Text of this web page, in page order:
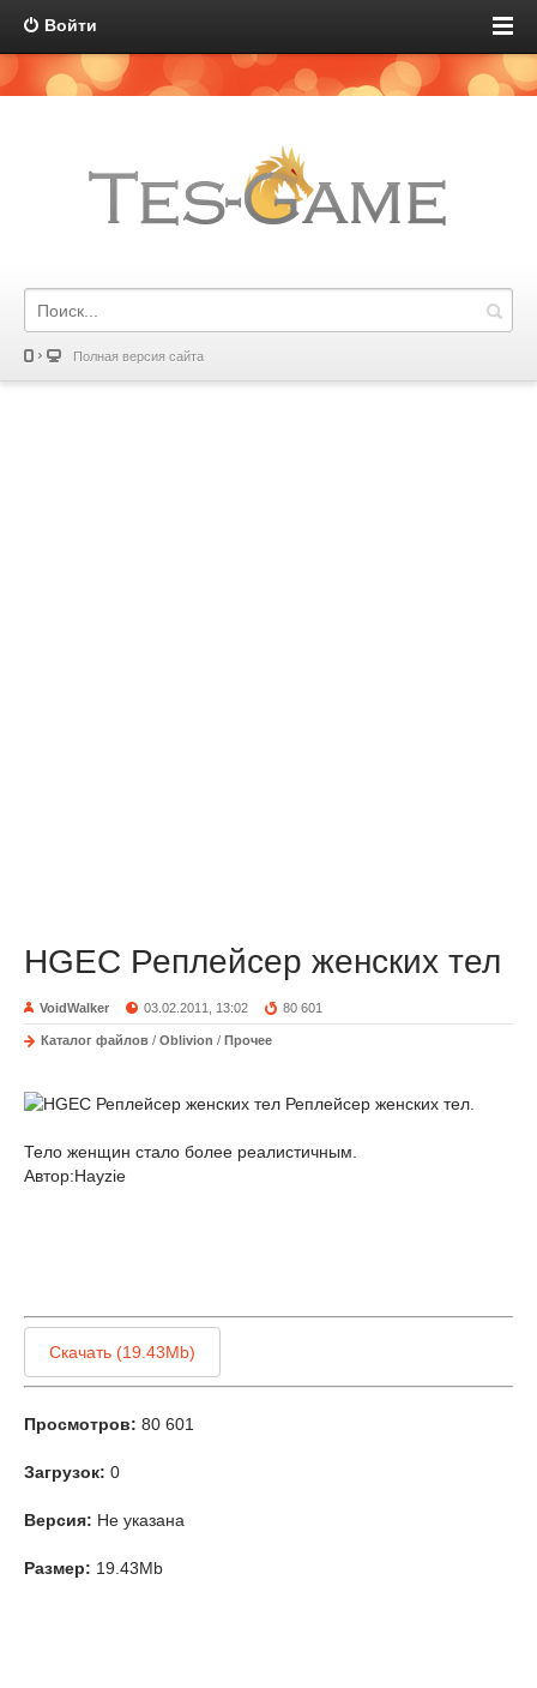
Войти
Полная версия сайта
HGEC Реплейсер женских тел
VoidWalker 03.02.2011, 13:02 80 601
Каталог файлов / Oblivion / Прочее
Реплейсер женских тел.
Тело женщин стало более реалистичным.
Автор:Hayzie
Скачать (19.43Mb)
Просмотров: 80 601
Загрузок: 0
Версия: Не указана
Размер: 19.43Mb